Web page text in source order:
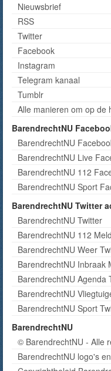
Nieuwsbrief
RSS
Twitter
Facebook
Instagram
Telegram kanaal
Tumblr
Alle manieren om op de
BarendrechtNU
BarendrechtNU
BarendrechtNU Live
BarendrechtNU 112
BarendrechtNU Sport
BarendrechtNU Twitter
BarendrechtNU Twitter
BarendrechtNU 112
BarendrechtNU Weer
BarendrechtNU Inbraak
BarendrechtNU Agenda
BarendrechtNU
BarendrechtNU Sport
BarendrechtNU
© BarendrechtNU - Alle
BarendrechtNU logo's